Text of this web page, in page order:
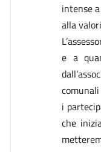
intense
alla
e a
i
che